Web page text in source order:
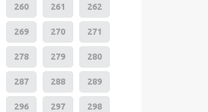
260 261 262
269 270 271
278 279 280
287 288 289
296 297 298